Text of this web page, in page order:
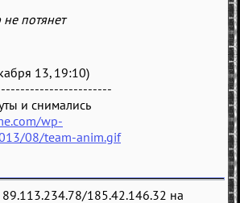
потянет
13, 19:10)
и снимались
wp-
08/team-anim.gif
185.42.146.32 на